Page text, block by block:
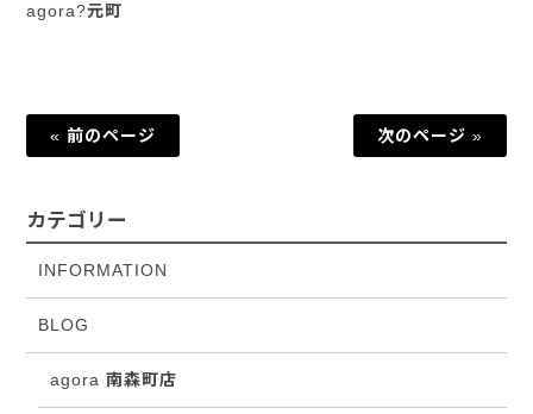
agora?元町
« 前のページ 次のページ »
カテゴリー
INFORMATION
BLOG
agora 南森町店